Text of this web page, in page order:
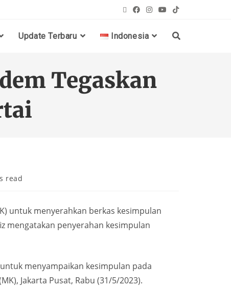
Update Terbaru Indonesia
Tegaskan
read
untuk menyerahkan berkas kesimpulan
mengatakan penyerahan kesimpulan
menyampaikan kesimpulan pada
Jakarta Pusat, Rabu (31/5/2023).